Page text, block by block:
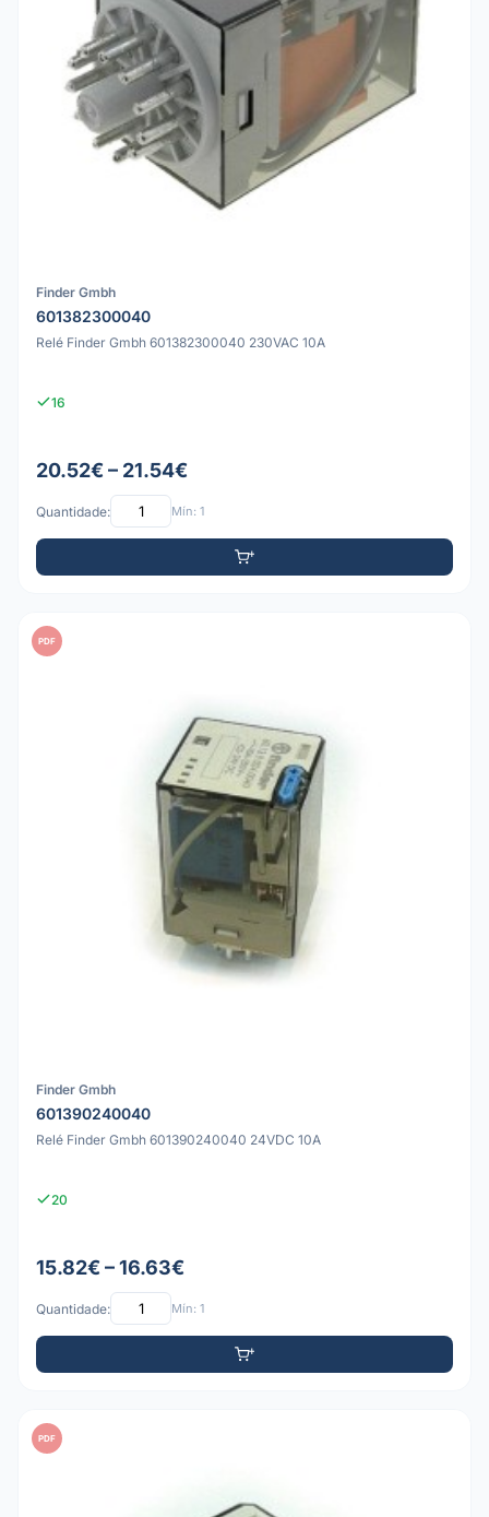
Finder Gmbh
601382300040
Relé Finder Gmbh 601382300040 230VAC 10A
16
20.52€ – 21.54€
Quantidade: Mín: 1
PDF
Finder Gmbh
601390240040
Relé Finder Gmbh 601390240040 24VDC 10A
20
15.82€ – 16.63€
Quantidade: Mín: 1
PDF